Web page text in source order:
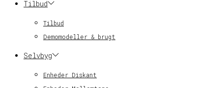
Tilbud
Tilbud
Demomodeller & brugt
Selvbyg
Enheder Diskant